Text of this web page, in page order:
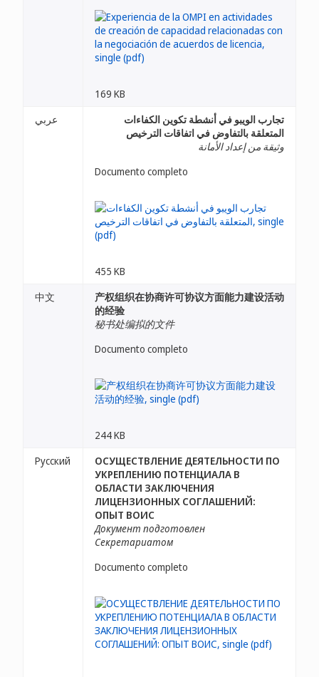
169 KB
عربي
تجارب الويبو في أنشطة تكوين الكفاءات
المتعلقة بالتفاوض في اتفاقات الترخيص
وثيقة من إعداد الأمانة
Documento completo
455 KB
中文
产权组织在协商许可协议方面能力建设活动
的经验
秘书处编拟的文件
Documento completo
244 KB
Русский
ОСУЩЕСТВЛЕНИЕ ДЕЯТЕЛЬНОСТИ ПО
УКРЕПЛЕНИЮ ПОТЕНЦИАЛА В
ОБЛАСТИ ЗАКЛЮЧЕНИЯ
ЛИЦЕНЗИОННЫХ СОГЛАШЕНИЙ:
ОПЫТ ВОИС
Документ подготовлен
Секретариатом
Documento completo